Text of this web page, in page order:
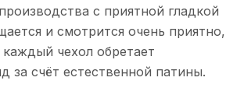
с приятной гладкой
и смотрится очень приятно,
чехол обретает
за счёт естественной патины.